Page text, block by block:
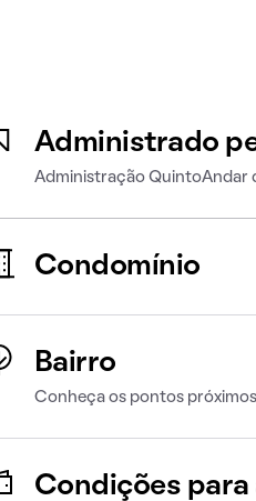
Administrado
Administração
Condomínio
Bairro
Conheça os pontos próximos
Condições para